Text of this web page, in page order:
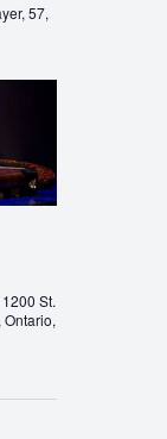
57,
1200 St.
Ontario,